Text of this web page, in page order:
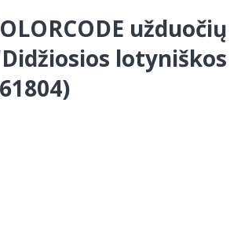
užduočių
lotyniškos